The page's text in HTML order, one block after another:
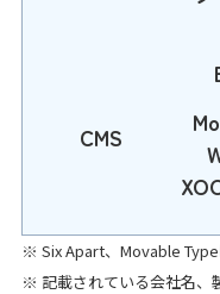
CMS
※ Six Apart、Movable Type
※ 記載されている会社名、